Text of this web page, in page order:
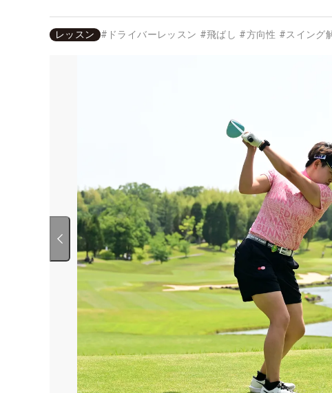
レッスン # ドライバーレッスン #飛ばし #方向性 #スイング